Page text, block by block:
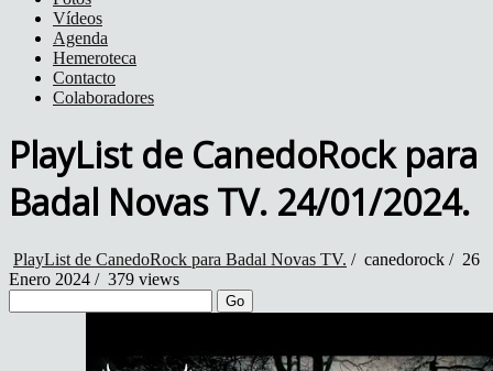
Vídeos
Agenda
Hemeroteca
Contacto
Colaboradores
PlayList de CanedoRock para
Badal Novas TV. 24/01/2024.
PlayList de CanedoRock para Badal Novas TV. / canedorock / 26
Enero 2024 / 379 views
Go